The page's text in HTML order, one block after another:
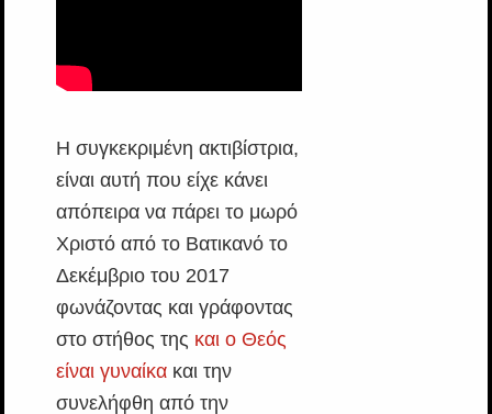
Η συγκεκριμένη ακτιβίστρια,
είναι αυτή που είχε κάνει
απόπειρα να πάρει το μωρό
Χριστό από το Βατικανό το
Δεκέμβριο του 2017
φωνάζοντας και γράφοντας
στο στήθος της και ο Θεός
είναι γυναίκακαι την
συνελήφθη από την